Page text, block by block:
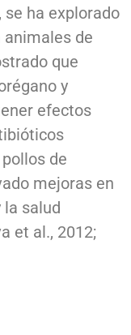
ha explorado
animales de
que
y
efectos
de
mejoras en
salud
et al., 2012;